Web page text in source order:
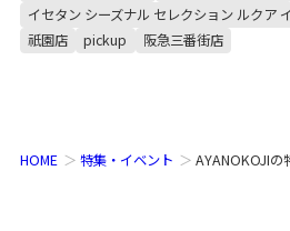
イセタン シーズナル セレクション ルクア
祇園店
pickup 阪急三番街店
HOME 特集・イベント AYANOKOJIの